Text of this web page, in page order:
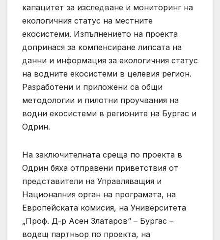
капацитет за изследване и мониторинг на
екологичния статус на местните
екосистеми. Изпълнението на проекта
допринася за компенсиране липсата на
данни и информация за екологичния статус
на водните екосистеми в целевия регион.
Разработени и приложени са общи
методологии и пилотни проучвания на
водни екосистеми в регионите на Бургас и
Одрин.
На заключителната среща по проекта в
Одрин бяха отправени приветствия от
представители на Управляващия и
Националния орган на програмата, на
Европейската комисия, на Университета
„Проф. Д-р Асен Златаров“ – Бургас –
водещ партньор по проекта, на